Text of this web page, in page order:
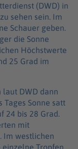
(DWD) in
sehen sein. Im
Schauer geben.
die Sonne
Höchstwerte
25 Grad im
laut DWD dann
Tages Sonne satt
24 bis 28 Grad.
mit
Im westlichen
einzelne Tropfen